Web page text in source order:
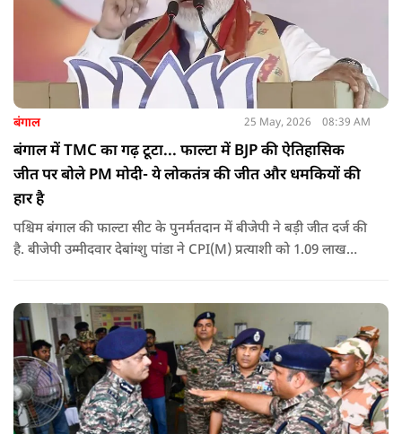
बंगाल 25 May, 2026 08:39 AM
बंगाल में TMC का गढ़ टूटा... फाल्टा में BJP की ऐतिहासिक
जीत पर बोले PM मोदी- ये लोकतंत्र की जीत और धमकियों की
हार है
पश्चिम बंगाल की फाल्टा सीट के पुनर्मतदान में बीजेपी ने बड़ी जीत दर्ज की
है. बीजेपी उम्मीदवार देबांग्शु पांडा ने CPI(M) प्रत्याशी को 1.09 लाख